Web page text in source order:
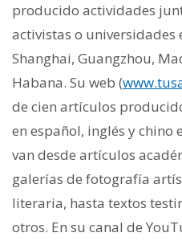
producido actividades
activistas o universidades
Shanghai, Guangzhou,
Habana. Su web (
de cien artículos
en español, inglés y chino
van desde artículos
galerías de fotografía
literaria, hasta textos
otros. En su canal de